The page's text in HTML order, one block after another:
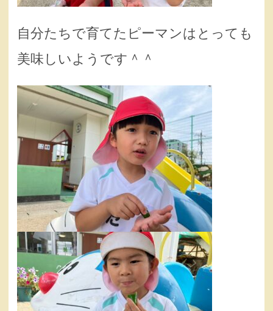
自分たちで育てたピーマンはとっても
美味しいようです＾＾